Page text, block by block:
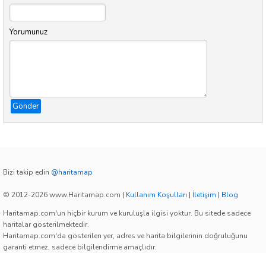
Yorumunuz
Gönder
Bizi takip edin @haritamap
© 2012-2026 www.Haritamap.com | Kullanım Koşulları | İletişim | Blog
Haritamap.com'un hiçbir kurum ve kuruluşla ilgisi yoktur. Bu sitede sadece
haritalar gösterilmektedir.
Haritamap.com'da gösterilen yer, adres ve harita bilgilerinin doğruluğunu
garanti etmez, sadece bilgilendirme amaçlıdır.